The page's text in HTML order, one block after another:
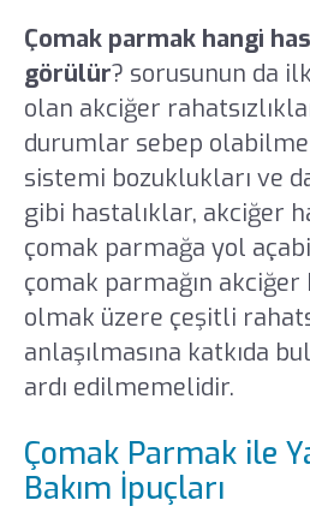
Çomak parmak hangi
görülür? sorusunun da
olan akciğer
durumlar sebep
sistemi bozuklukları ve
gibi hastalıklar, akciğer
çomak parmağa yol
çomak parmağın akciğer
olmak üzere çeşitli
anlaşılmasına katkıda
ardı edilmemelidir.
Çomak Parmak ile
Bakım İpuçları